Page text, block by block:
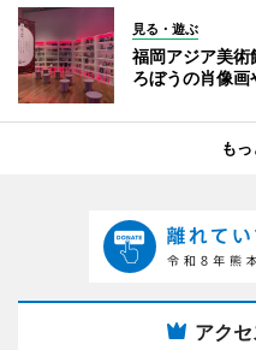
見る・遊ぶ
福岡アジア美
ろぼうの肖像画
も
アク